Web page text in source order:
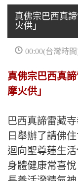
真佛宗巴西真
火供」
00:00(台灣時
真佛宗巴西真
摩火供」
巴西真諦雷藏
日舉辦了請佛
迴向聖尊蓮生活
身體健康常喜